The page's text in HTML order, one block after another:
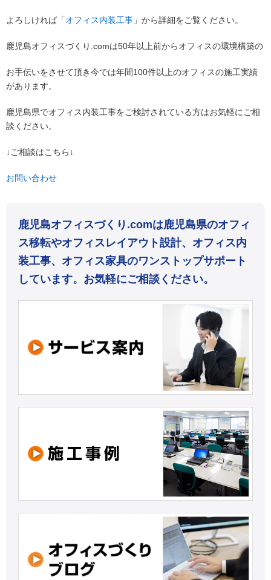
よろしければ「オフィス内装工事 」から詳細をご覧ください。
鹿児島オフィスづくり.comは50年以上前からオフィスの環境構築の
お手伝いをさせて頂き今では年間100件以上のオフィスの施工実績
があります。
鹿児島県でオフィス内装工事をご検討されている方はお気軽にご相
談ください。
↓ご相談はこちら↓
お問い合わせ
鹿児島オフィスづくり.comは鹿児島県のオフィ
ス移転やオフィスレイアウト設計、オフィス内
装工事、オフィス家具のワンストップサポート
しています。お気軽にご相談ください。